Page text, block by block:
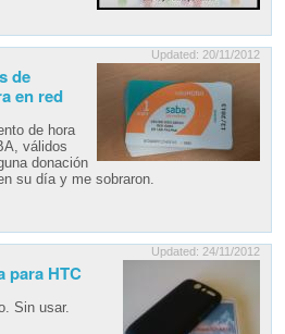
Updated: 20/11/2012
de
en red
de hora
válidos
donación
su día y me sobraron.
Updated: 24/11/2012
para HTC
Sin usar.